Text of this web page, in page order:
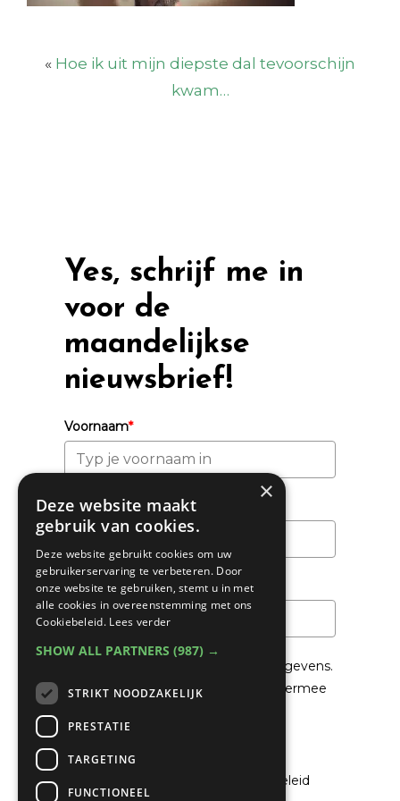
« Hoe ik uit mijn diepste dal tevoorschijn
kwam…
Yes, schrijf me in
voor de
maandelijkse
nieuwsbrief!
Voornaam*
Achternaam
Email*
We gaan voorzichtig om met je gegevens.
Lees in hetPrivacybeleid
hoe we hiermee
Ik ga akkoord met het privacybeleid
×
Deze website maakt
gebruik van cookies.
Deze website gebruikt cookies om uw
gebruikerservaring te verbeteren. Door
onze website te gebruiken, stemt u in met
alle cookies in overeenstemming met ons
Cookiebeleid. Lees verder
SHOW ALL PARTNERS (987) →
STRIKT NOODZAKELIJK
PRESTATIE
TARGETING
FUNCTIONEEL